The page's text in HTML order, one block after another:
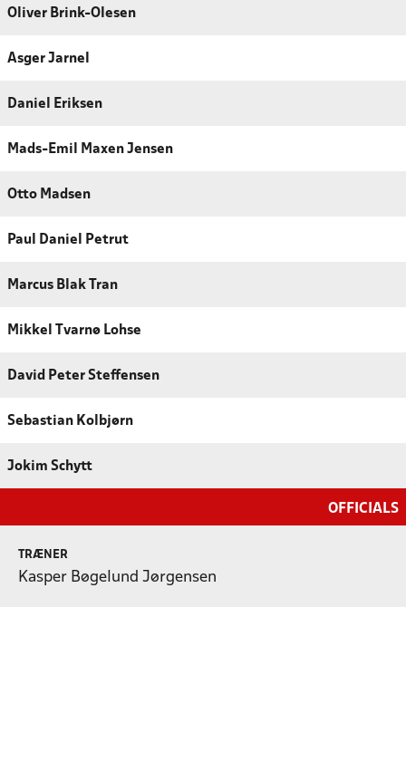
Oliver Brink-Olesen
Asger Jarnel
Daniel Eriksen
Mads-Emil Maxen Jensen
Otto Madsen
Paul Daniel Petrut
Marcus Blak Tran
Mikkel Tvarnø Lohse
David Peter Steffensen
Sebastian Kolbjørn
Jokim Schytt
OFFICIALS
TRÆNER
Kasper Bøgelund Jørgensen